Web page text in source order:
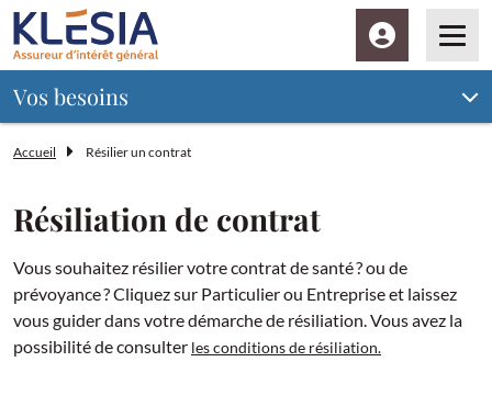
Espace client
Vos besoins
Accueil Résilier un contrat
Résiliation de contrat
Vous souhaitez résilier votre contrat de santé ? ou de
prévoyance ? Cliquez sur Particulier ou Entreprise et laissez
vous guider dans votre démarche de résiliation. Vous avez la
possibilité de consulter les conditions de résiliation.